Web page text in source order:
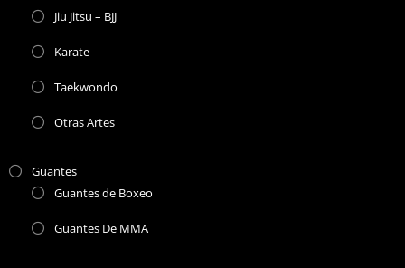
Jiu Jitsu – BJJ
Karate
Taekwondo
Otras Artes
Guantes
Guantes de Boxeo
Guantes De MMA